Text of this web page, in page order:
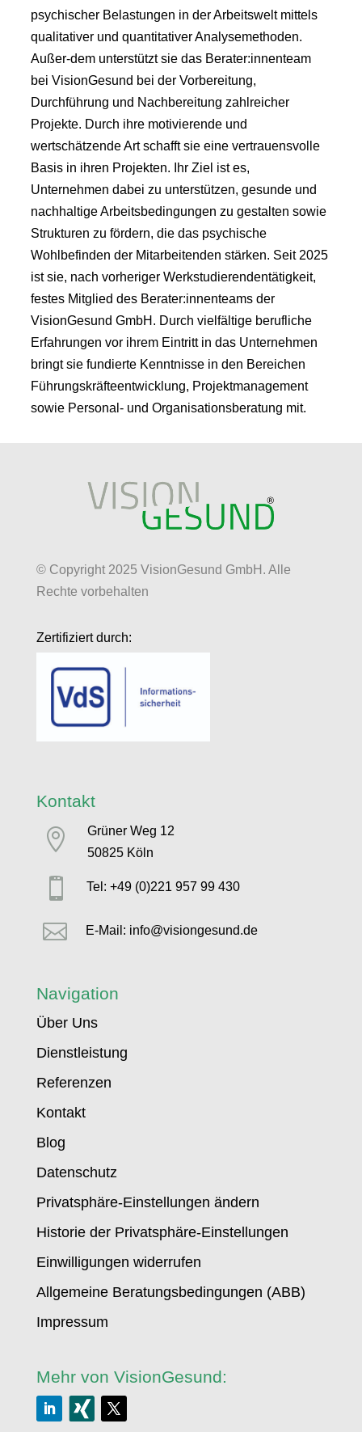
psychischer Belastungen in der Arbeitswelt mittels
qualitativer und quantitativer Analysemethoden.
Außer-dem unterstützt sie das Berater:innenteam
bei VisionGesund bei der Vorbereitung,
Durchführung und Nachbereitung zahlreicher
Projekte. Durch ihre motivierende und
wertschätzende Art schafft sie eine vertrauensvolle
Basis in ihren Projekten. Ihr Ziel ist es,
Unternehmen dabei zu unterstützen, gesunde und
nachhaltige Arbeitsbedingungen zu gestalten sowie
Strukturen zu fördern, die das psychische
Wohlbefinden der Mitarbeitenden stärken. Seit 2025
ist sie, nach vorheriger Werkstudierendentätigkeit,
festes Mitglied des Berater:innenteams der
VisionGesund GmbH. Durch vielfältige berufliche
Erfahrungen vor ihrem Eintritt in das Unternehmen
bringt sie fundierte Kenntnisse in den Bereichen
Führungskräfteentwicklung, Projektmanagement
sowie Personal- und Organisationsberatung mit.
© Copyright 2025 VisionGesund GmbH. Alle
Rechte vorbehalten
Zertifiziert durch:
Kontakt

Grüner Weg 12
50825 Köln
 Tel: +49 (0)221 957 99 430
 E-Mail: info@visiongesund.de
Navigation
Über Uns
Dienstleistung
Referenzen
Kontakt
Blog
Datenschutz
Privatsphäre-Einstellungen ändern
Historie der Privatsphäre-Einstellungen
Einwilligungen widerrufen
Allgemeine Beratungsbedingungen (ABB)
Impressum
Mehr von VisionGesund: